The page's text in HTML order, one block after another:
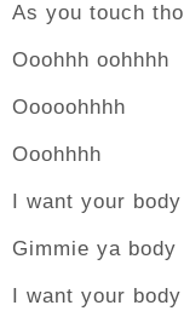
As you touch
Ooohhh oohhhh
Ooooohhhh
Ooohhhh
I want your
Gimmie ya body
I want your